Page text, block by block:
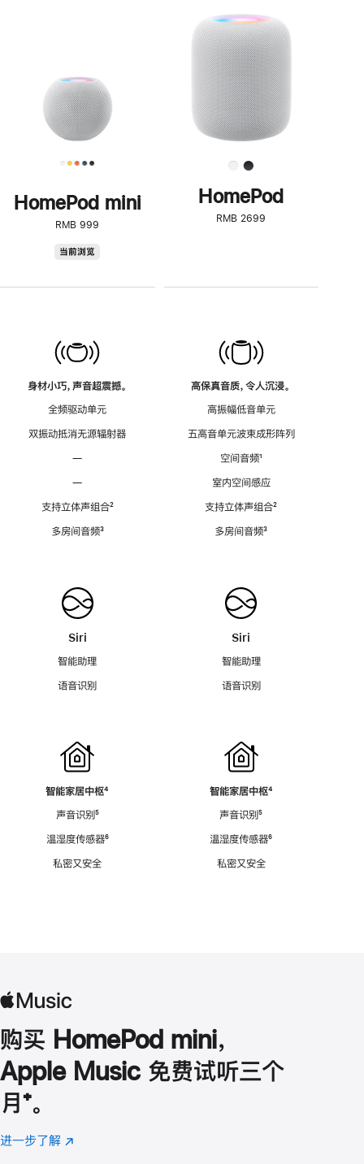
HomePod mini
RMB 999
当前浏览
身材小巧，声音超震撼。
全频驱动单元
双振动抵消无源辐射器
—
—
支持立体声组合脚
²
多房间音频脚
³
Siri
智能助理
语音识别
智能家居中枢脚
⁴
声音识别脚
⁵
温湿度传感器脚
⁶
私密又安全
步
了
解
HomePod<
HomePod
RMB 2699
高保真音质，令人沉浸。
高振幅低音单元
五高音单元波束成形阵列
空间音频脚
¹
室内空间感应
支持立体声组合脚
²
多房间音频脚
³
Siri
智能助理
语音识别
智能家居中枢脚
⁴
声音识别脚
⁵
温湿度传感器脚
⁶
私密又安全
购买 HomePod mini，
Apple Music 免费试听三个
月 脚
注
⁺。
进一步了解 Apple
(在